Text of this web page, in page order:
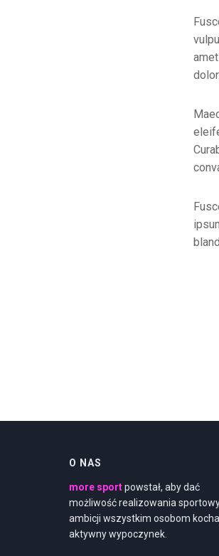
O NAS
more sportpowstał, aby dać
możliwość realizowania
ambicji wszystkim osobom
aktywny wypoczynek.